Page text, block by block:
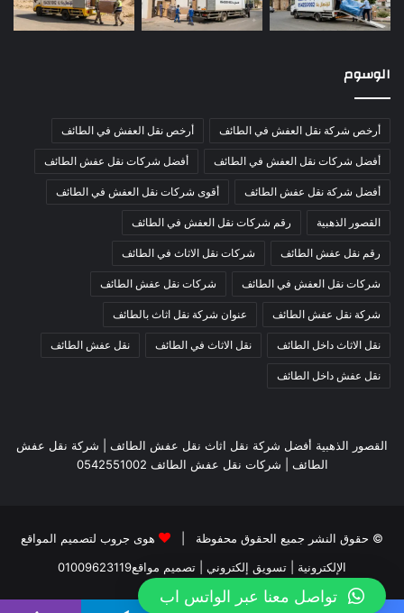
الوسوم
أرخص شركة نقل العفش في الطائف أرخص نقل العفش في الطائف
أفضل شركات نقل العفش في الطائف أفضل شركات نقل عفش الطائف
أفضل شركة نقل عفش الطائف أقوى شركات نقل العفش في الطائف
القصور الذهبية رقم شركات نقل العفش في الطائف
رقم نقل عفش الطائف شركات نقل الاثاث في الطائف
شركات نقل العفش في الطائف شركات نقل عفش الطائف
شركة نقل عفش الطائف عنوان شركة نقل اثاث بالطائف
نقل الاثاث داخل الطائف نقل الاثاث في الطائف نقل عفش الطائف
نقل عفش داخل الطائف
القصور الذهبية أفضل شركة نقل اثاث نقل عفش الطائف | شركة نقل عفش
الطائف | شركات نقل عفش الطائف 0542551002
© حقوق النشر جميع الحقوق محفوظة |
هوى جروب لتصميم المواقع
الإلكترونية | تسويق إلكتروني | تصميم مواقع01009623119
تواصل معنا عبر الواتس اب